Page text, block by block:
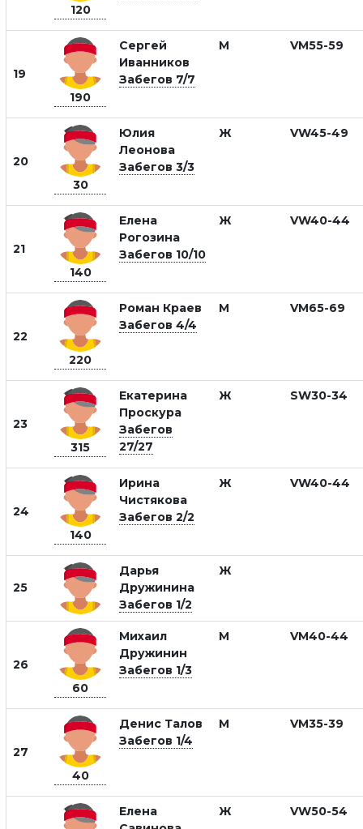
120
19
190
Сергей
Иванников
Забегов 7/7
М VM55-59
20
30
Юлия
Леонова
Забегов 3/3
Ж VW45-49
21
140
Елена
Рогозина
Забегов 10/10
Ж VW40-44
22
220
Роман Краев
Забегов 4/4
М VM65-69
23
315
Екатерина
Проскура
Забегов
27/27
Ж SW30-34
24
140
Ирина
Чистякова
Забегов 2/2
Ж VW40-44
25
Дарья
Дружинина
Забегов 1/2
Ж
26
60
Михаил
Дружинин
Забегов 1/3
М VM40-44
27
40
Денис Талов
Забегов 1/4
М VM35-39
Елена
Ж VW50-54